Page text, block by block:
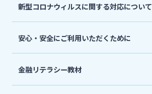
お問い合わせ先一覧
新型コロナウィルスに関する対応について
安心・安全にご利用いただくために
金融リテラシー教材